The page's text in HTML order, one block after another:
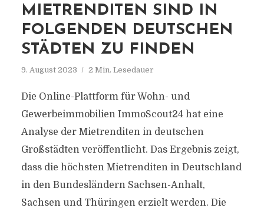
MIETRENDITEN SIND IN
FOLGENDEN DEUTSCHEN
STÄDTEN ZU FINDEN
9. August 2023 2 Min. Lesedauer
Die Online-Plattform für Wohn- und
Gewerbeimmobilien ImmoScout24 hat eine
Analyse der Mietrenditen in deutschen
Großstädten veröffentlicht. Das Ergebnis zeigt,
dass die höchsten Mietrenditen in Deutschland
in den Bundesländern Sachsen-Anhalt,
Sachsen und Thüringen erzielt werden. Die